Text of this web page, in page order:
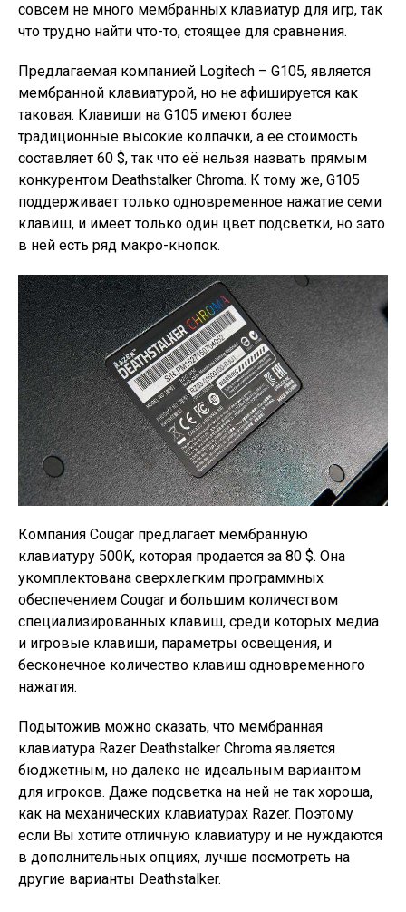
совсем не много мембранных клавиатур для игр, так
что трудно найти что-то, стоящее для сравнения.
Предлагаемая компанией Logitech – G105, является
мембранной клавиатурой, но не афишируется как
таковая. Клавиши на G105 имеют более
традиционные высокие колпачки, а её стоимость
составляет 60 $, так что её нельзя назвать прямым
конкурентом Deathstalker Chroma. К тому же, G105
поддерживает только одновременное нажатие семи
клавиш, и имеет только один цвет подсветки, но зато
в ней есть ряд макро-кнопок.
Компания Cougar предлагает мембранную
клавиатуру 500K, которая продается за 80 $. Она
укомплектована сверхлегким программных
обеспечением Cougar и большим количеством
специализированных клавиш, среди которых медиа
и игровые клавиши, параметры освещения, и
бесконечное количество клавиш одновременного
нажатия.
Подытожив можно сказать, что мембранная
клавиатура Razer Deathstalker Chroma является
бюджетным, но далеко не идеальным вариантом
для игроков. Даже подсветка на ней не так хороша,
как на механических клавиатурах Razer. Поэтому
если Вы хотите отличную клавиатуру и не нуждаются
в дополнительных опциях, лучше посмотреть на
другие варианты Deathstalker.